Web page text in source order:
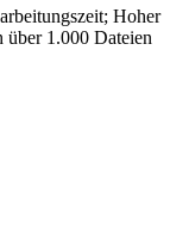
Hoher
über 1.000 Dateien